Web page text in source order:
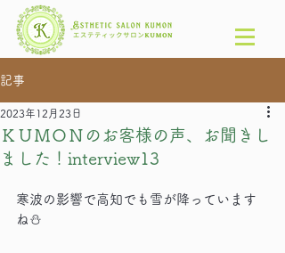
記事
ＫＵＭＯＮのお客様の声、お聞きし
ました！interview13
2023年12月23日
寒波の影響で高知でも雪が降っています
ね⛄